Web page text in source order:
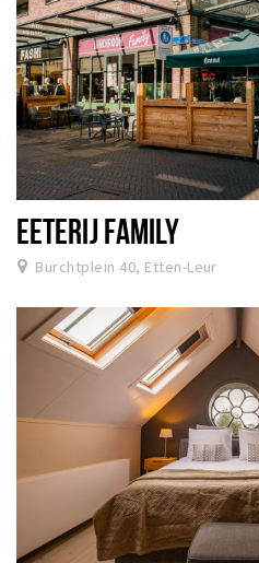
EETERIJ FAMILY
Burchtplein 40, Etten-Leur